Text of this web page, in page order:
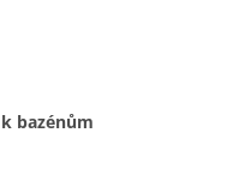
bazénům